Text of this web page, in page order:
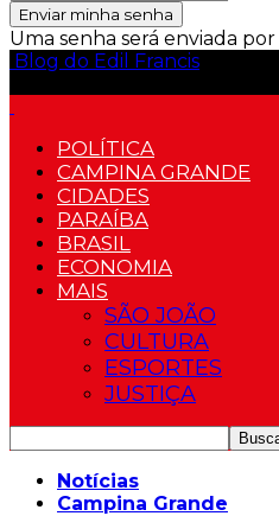
Uma senha será enviada
Blog do Edil Francis
POLÍTICA
CAMPINA GRANDE
CIDADES
PARAÍBA
BRASIL
ECONOMIA
MAIS
SÃO JOÃO
CULTURA
ESPORTES
JUSTIÇA
Notícias
Campina Grande